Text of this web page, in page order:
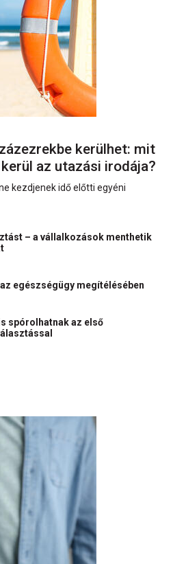
kerülhet: mit
az utazási irodája?
kezdjenek idő előtti egyéni
– a vállalkozások menthetik
egészségügy megítélésében
spórolhatnak az első